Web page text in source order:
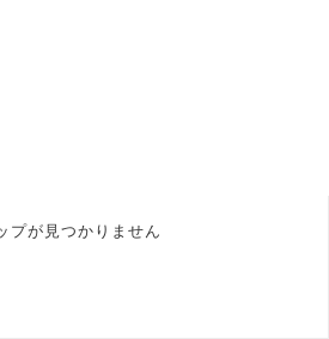
プが見つかりません